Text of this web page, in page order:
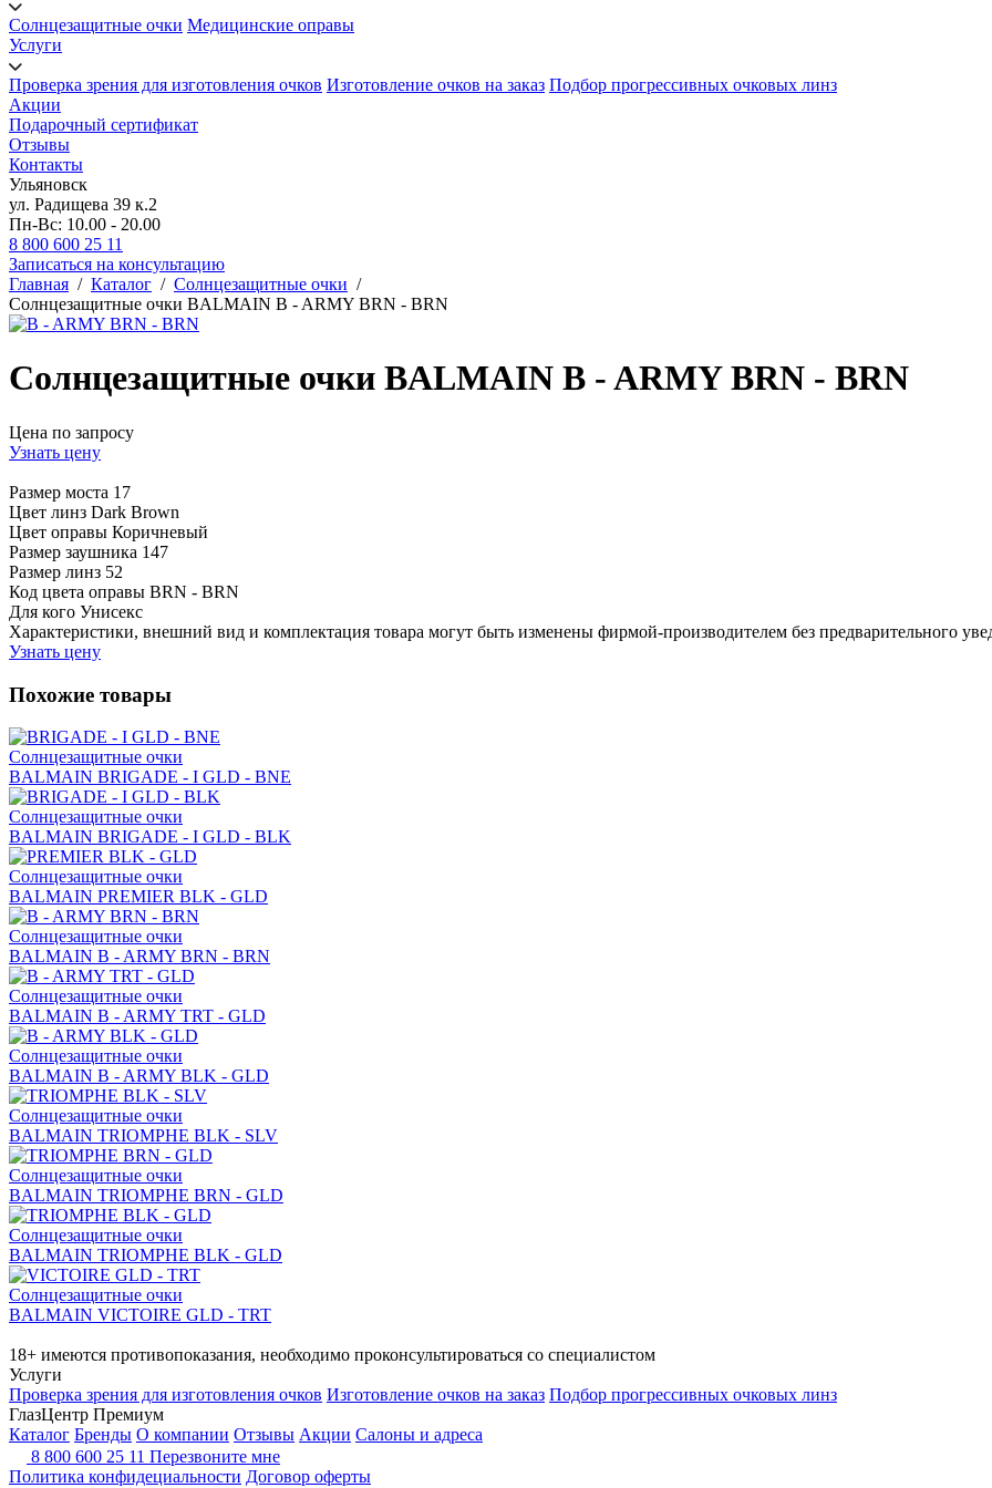
Солнцезащитные очки Медицинские оправы
Услуги
Проверка зрения для изготовления очков Изготовление очков на заказ Подбор прогрессивных очковых линз
Акции
Подарочный сертификат
Отзывы
Контакты
Ульяновск
ул. Радищева 39 к.2
Пн-Вс: 10.00 - 20.00
8 800 600 25 11
Записаться на консультацию
Главная / Каталог / Солнцезащитные очки /
Солнцезащитные очки BALMAIN B - ARMY BRN - BRN
Солнцезащитные очки BALMAIN B - ARMY BRN - BRN
Цена по запросу
Узнать цену
Размер моста 17
Цвет линз Dark Brown
Цвет оправы Коричневый
Размер заушника 147
Размер линз 52
Код цвета оправы BRN - BRN
Для кого Унисекс
Характеристики, внешний вид и комплектация товара могут быть изменены фирмой-производителем без предварительного
Узнать цену
Похожие товары
Солнцезащитные очки
BALMAIN BRIGADE - I GLD - BNE
Солнцезащитные очки
BALMAIN BRIGADE - I GLD - BLK
Солнцезащитные очки
BALMAIN PREMIER BLK - GLD
Солнцезащитные очки
BALMAIN B - ARMY BRN - BRN
Солнцезащитные очки
BALMAIN B - ARMY TRT - GLD
Солнцезащитные очки
BALMAIN B - ARMY BLK - GLD
Солнцезащитные очки
BALMAIN TRIOMPHE BLK - SLV
Солнцезащитные очки
BALMAIN TRIOMPHE BRN - GLD
Солнцезащитные очки
BALMAIN TRIOMPHE BLK - GLD
Солнцезащитные очки
BALMAIN VICTOIRE GLD - TRT
18+ имеются противопоказания, необходимо проконсультироваться со специалистом
Услуги
Проверка зрения для изготовления очков Изготовление очков на заказ Подбор прогрессивных очковых линз
ГлазЦентр Премиум
Каталог Бренды О компании Отзывы Акции Салоны и адреса
8 800 600 25 11 Перезвоните мне
Политика конфидециальности Договор оферты